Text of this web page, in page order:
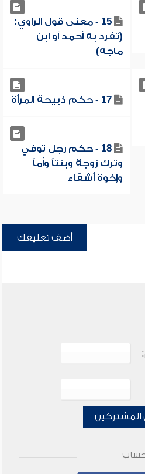
15 - معنى قول الراوي:
(تفرد به أحمد أو ابن
ماجه)
17 - حكم ذبيحة المرأة
18 - حكم رجل توفي
وترك زوجة وبنتاً وأماً
وإخوة أشقاء
أضف تعليقك
المشتركين